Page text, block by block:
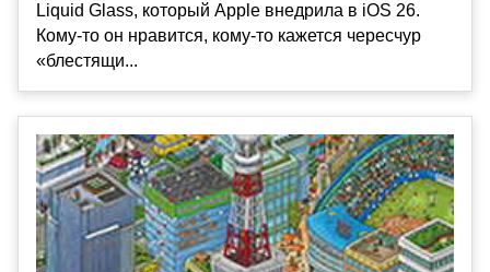
Liquid Glass, который Apple внедрила в iOS 26.
Кому-то он нравится, кому-то кажется чересчур
«блестящи...